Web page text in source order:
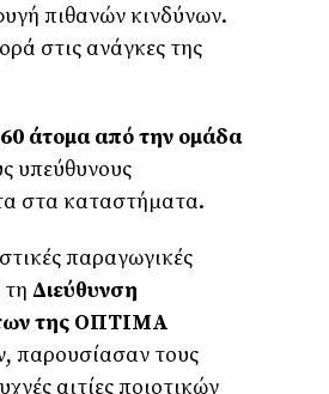
πιθανών κινδύνων.
στις ανάγκες της
άτομα από την ομάδα
υπεύθυνους
στα καταστήματα.
παραγωγικές
Διεύθυνση
της ΟΠΤΙΜΑ
παρουσίασαν τους
αιτίες ποιοτικών